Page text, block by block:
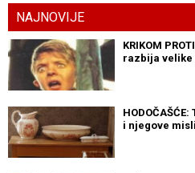
NAJNOVIJE
KRIKOM
razbija
i njegove misli